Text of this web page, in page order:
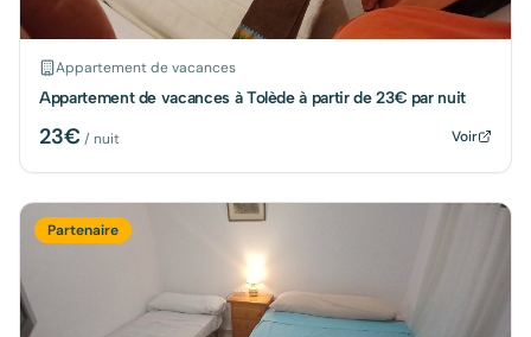
Appartement de vacances
Appartement de vacances à Tolède à partir de 23€ par nuit
23€/ nuit Voir
Partenaire